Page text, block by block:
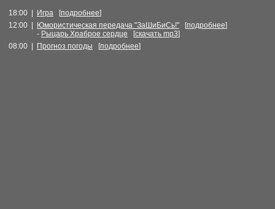
18:00 | Игра [подробнее]
12:00 |
Юмористическая передача "ЗаШиБиСь!" [подробнее]
- Рыцарь Храброе сердце [скачать mp3]
08:00 |
Прогноз погоды [подробнее]